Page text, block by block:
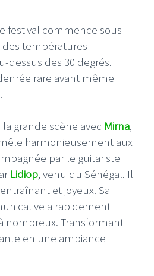
festival commence sous
températures
dessus des 30 degrés.
rare avant même
grande scène avec Mirna,
harmonieusement aux
par le guitariste
Lidiop, venu du Sénégal. Il
et joyeux. Sa
a rapidement
nombreux. Transformant
en une ambiance